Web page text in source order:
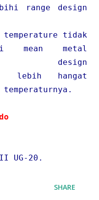
range design
temperature tidak
mean metal
design
lebih hangat
temperaturnya.
UG-20.
SHARE